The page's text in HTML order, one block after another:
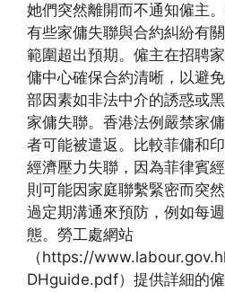
她們突然離開而不通知僱主
有些家傭失聯與合約糾紛有
範圍超出預期。僱主在招聘
傭中心確保合約清晰，以避
部因素如非法中介的誘惑或
家傭失聯。香港法例嚴禁家
者可能被遣返。比較菲傭和
經濟壓力失聯，因為菲律賓
則可能因家庭聯繫緊密而突
過定期溝通來預防，例如每
態。勞工處網站
（https://
DHguide.pdf）提供詳細的